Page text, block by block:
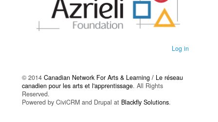
Log in
© 2014 Canadian Network For Arts & Learning / Le réseau
canadien pour les arts et l'apprentissage. All Rights
Reserved.
Powered by CiviCRM and Drupal at Blackfly Solutions.